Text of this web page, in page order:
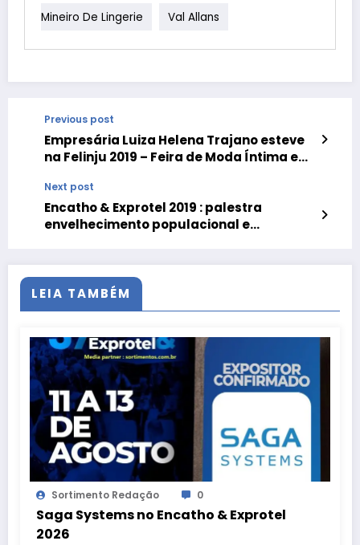
Mineiro De Lingerie Val Allans
Previous post
Empresária Luiza Helena Trajano esteve
na Felinju 2019 – Feira de Moda Íntima em
Next post
Encatho & Exprotel 2019 : palestra
envelhecimento populacional e
LEIA TAMBÉM
Sortimento Redação 0
Saga Systems no Encatho & Exprotel
2026